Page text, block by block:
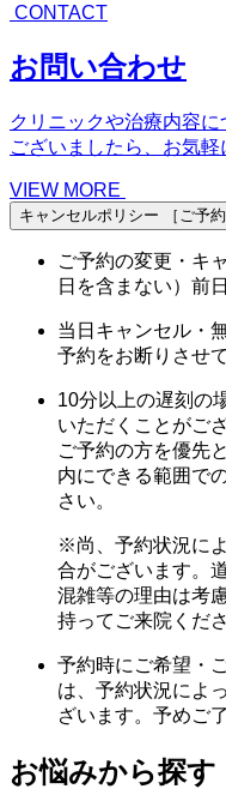
CONTACT
お問い合わせ
クリニックや治療内容
ございましたら、お気軽
VIEW MORE
キャンセルポリシー ［ご予
ご予約の変更・キ
日を含まない）前
当日キャンセル・
予約をお断りさせ
10分以上の遅刻の
いただくことがご
ご予約の方を優先
内にできる範囲で
さい。
※尚、予約状況に
合がございます。
混雑等の理由は考
持ってご来院くだ
予約時にご希望・
は、予約状況によ
ざいます。予めご
お悩みから探す